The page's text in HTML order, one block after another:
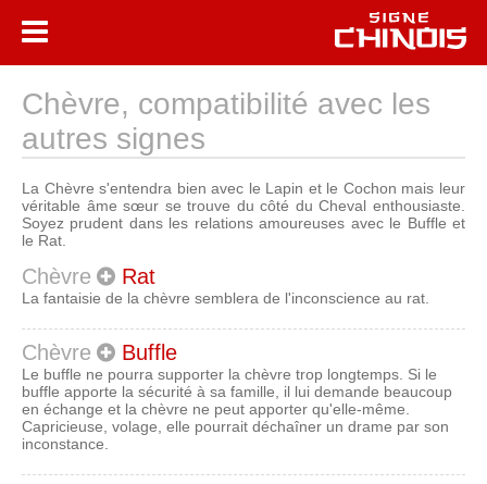
Chèvre, compatibilité avec les
autres signes
La Chèvre s'entendra bien avec le Lapin et le Cochon mais leur
véritable âme sœur se trouve du côté du Cheval enthousiaste.
Soyez prudent dans les relations amoureuses avec le Buffle et
le Rat.
Chèvre Rat
La fantaisie de la chèvre semblera de l'inconscience au rat.
Chèvre Buffle
Le buffle ne pourra supporter la chèvre trop longtemps. Si le
buffle apporte la sécurité à sa famille, il lui demande beaucoup
en échange et la chèvre ne peut apporter qu'elle-même.
Capricieuse, volage, elle pourrait déchaîner un drame par son
inconstance.